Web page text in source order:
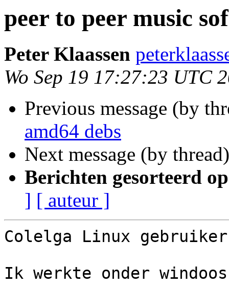
peer to peer music
Peter Klaassen
Wo Sep 19 17:27:23 UTC
Previous message (by
amd64 debs
Next message (by
Berichten gesorteerd
] [ auteur ]
Colelga Linux
Ik werkte onder